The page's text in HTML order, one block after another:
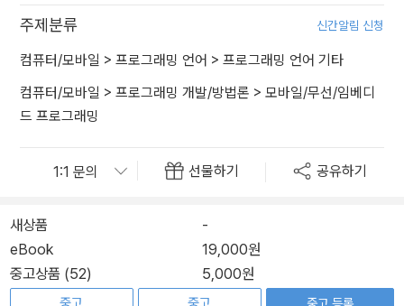
주제분류 신간알림 신청
컴퓨터/모바일 > 프로그래밍 언어 > 프로그래밍 언어 기타
컴퓨터/모바일 > 프로그래밍 개발/방법론 > 모바일/무선/임베디
드 프로그래밍
선물하기 공유하기
새상품
-
eBook
19,000원
중고상품 (52)
5,000원
중고 등록